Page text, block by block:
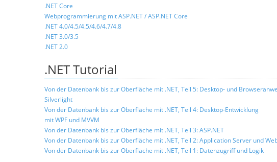
.NET Core
Webprogrammierung mit ASP.NET / ASP.NET Core
.NET 4.0/4.5/4.5/4.6/4.7/4.8
.NET 3.0/3.5
.NET 2.0
.NET Tutorial
Von der Datenbank bis zur Oberfläche mit .NET, Teil 5: Desktop- und
Silverlight
Von der Datenbank bis zur Oberfläche mit .NET, Teil 4: Desktop-Entwicklung
mit WPF und MVVM
Von der Datenbank bis zur Oberfläche mit .NET, Teil 3: ASP.NET
Von der Datenbank bis zur Oberfläche mit .NET, Teil 2: Application Server und
Von der Datenbank bis zur Oberfläche mit .NET, Teil 1: Datenzugriff und Logik